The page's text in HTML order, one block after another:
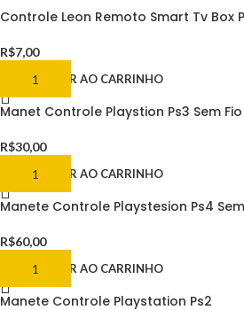
Controle Leon Remoto Smart Tv Box
R$7,00
ADICIONAR AO CARRINHO
Manet Controle Playstion Ps3 Sem
R$30,00
ADICIONAR AO CARRINHO
Manete Controle Playstesion Ps4
R$60,00
ADICIONAR AO CARRINHO
Manete Controle Playstation Ps2